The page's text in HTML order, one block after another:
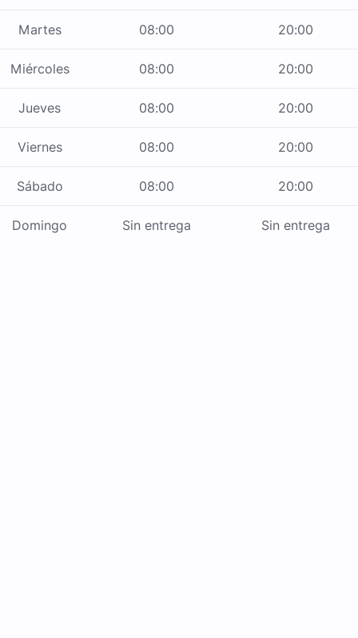
Martes 08:00 20:00
Miércoles 08:00 20:00
Jueves 08:00 20:00
Viernes 08:00 20:00
Sábado 08:00 20:00
Domingo Sin entrega Sin entrega